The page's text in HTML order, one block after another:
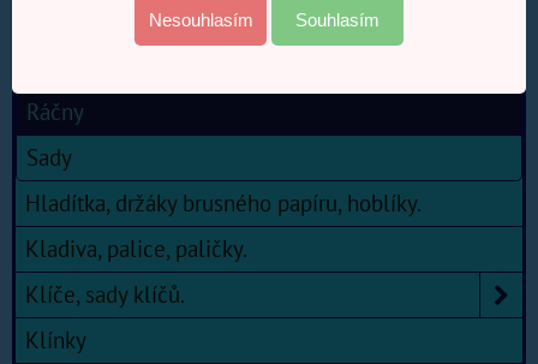
Hlavice zástrčné
Ráčny
Sady
Hladítka, držáky brusného papíru, hoblíky.
Kladiva, palice, paličky.
Klíče, sady klíčů.
Klínky
Nesouhlasím Souhlasím